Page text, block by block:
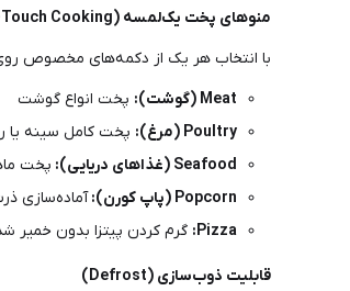
منوهای پخت یک‌لمسه (One-Touch Cooking)
با انتخاب هر یک از دکمه‌های مخصوص
Meat (گوشت):
پخت انواع گوشت
Poultry (مرغ):
پخت کامل سینه یا
Seafood (غذاهای دریایی):
پخت
Popcorn (پاپ کورن):
آماده‌سازی
Pizza: گرم کردن پیتزا بدون خمیر
قابلیت ذوب‌سازی (Defrost)